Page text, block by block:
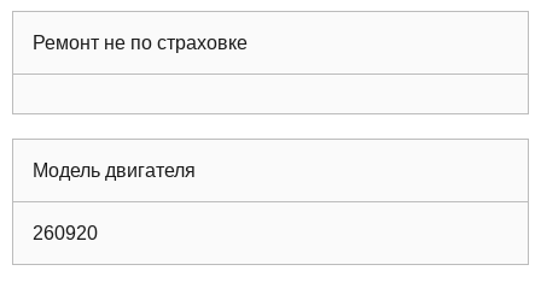
Ремонт не по страховке
Модель двигателя
260920